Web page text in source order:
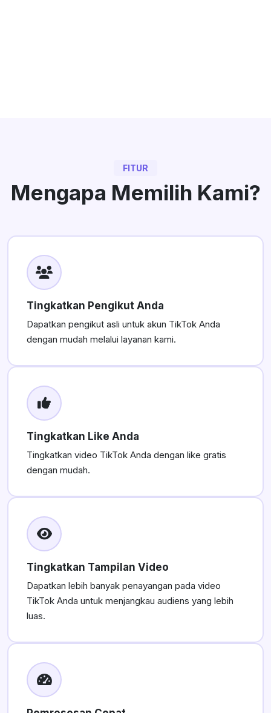
FITUR
Mengapa Memilih Kami?
Tingkatkan Pengikut Anda
Dapatkan pengikut asli untuk akun TikTok Anda
dengan mudah melalui layanan kami.
Tingkatkan Like Anda
Tingkatkan video TikTok Anda dengan like gratis
dengan mudah.
Tingkatkan Tampilan Video
Dapatkan lebih banyak penayangan pada video
TikTok Anda untuk menjangkau audiens yang lebih
luas.